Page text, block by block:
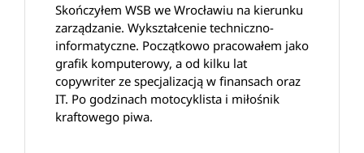
Skończyłem WSB we Wrocławiu na kierunku
zarządzanie. Wykształcenie techniczno-
informatyczne. Początkowo pracowałem jako
grafik komputerowy, a od kilku lat
copywriter ze specjalizacją w finansach oraz
IT. Po godzinach motocyklista i miłośnik
kraftowego piwa.